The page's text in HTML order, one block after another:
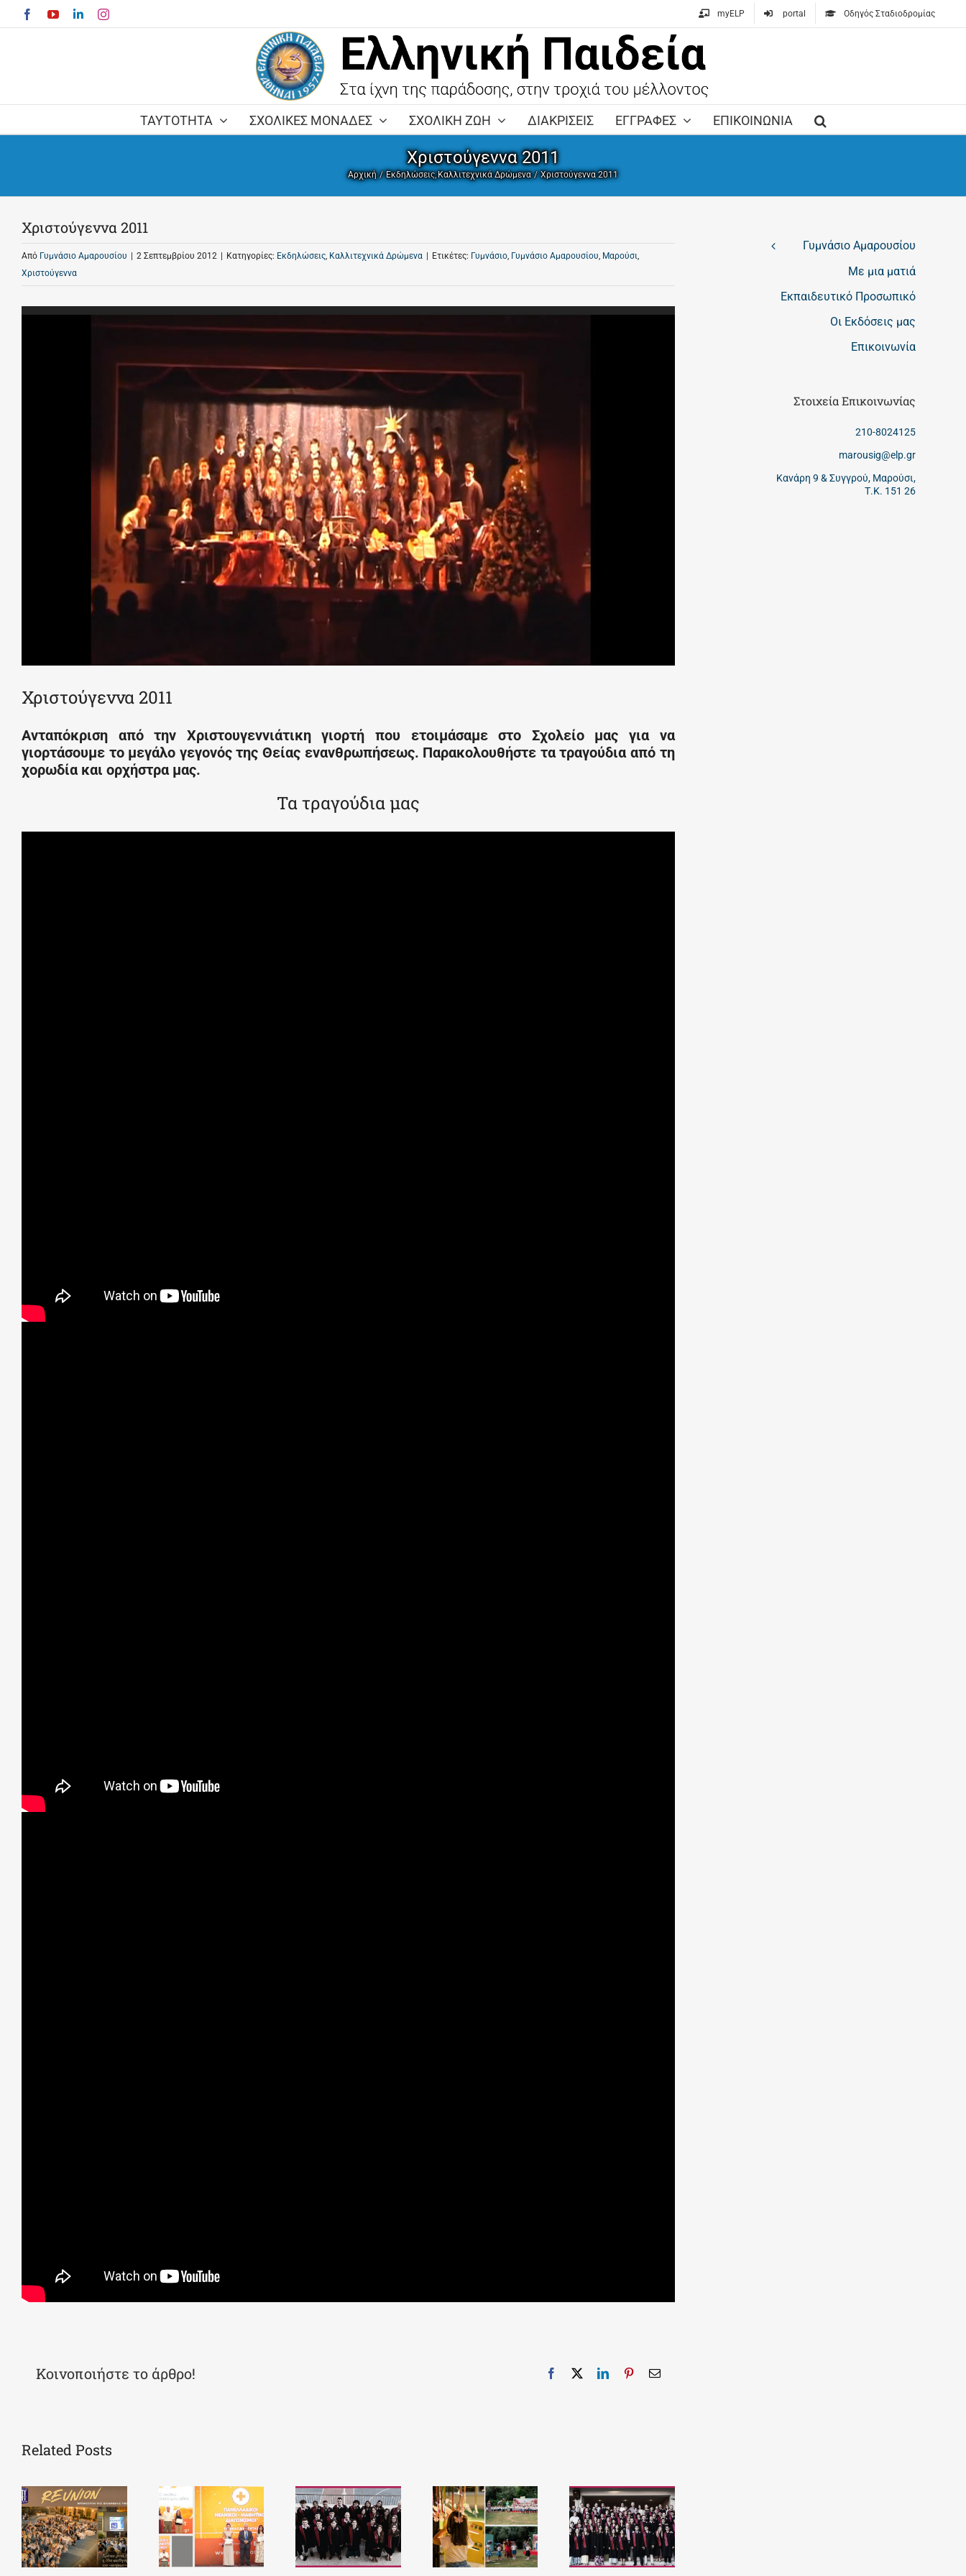
Skip
to
FacebookYouTubeLinkedInInstagram myELP portal Οδηγός Σταδιοδρομίας
ΤΑΥΤΟΤΗΤΑ ΣΧΟΛΙΚΕΣ ΜΟΝΑΔΕΣ ΣΧΟΛΙΚΗ ΖΩΗ ΔΙΑΚΡΙΣΕΙΣ ΕΓΓΡΑΦΕΣ ΕΠΙΚΟΙΝΩΝΙΑ
Χριστούγεννα 2011
Αρχική Εκδηλώσεις Καλλιτεχνικά Δρώμενα Χριστούγεννα 2011
Χριστούγεννα 2011
Από Γυμνάσιο Αμαρουσίου 2 Σεπτεμβρίου 2012 Κατηγορίες: Εκδηλώσεις, Καλλιτεχνικά Δρώμενα Ετικέτες: Γυμνάσιο, Γυμνάσιο Αμαρουσίου, Μαρούσι,
Χριστούγεννα
Χριστούγεννα 2011
Ανταπόκριση από την Χριστουγεννιάτικη γιορτή που ετοιμάσαμε στο Σχολείο μας για να
γιορτάσουμε το μεγάλο γεγονός της Θείας ενανθρωπήσεως. Παρακολουθήστε τα τραγούδια από τη
χορωδία και ορχήστρα μας.
Τα τραγούδια μας
Κοινοποιήστε το άρθρο! Facebook
X LinkedInPinterestEmail
Related Posts
Γυμνάσιο Αμαρουσίου
Με μια ματιά
Εκπαιδευτικό Προσωπικό
Οι Εκδόσεις μας
Επικοινωνία
Στοιχεία Επικοινωνίας
210-8024125
marousig@elp.gr
Κανάρη 9 & Συγγρού, Μαρούσι,
Τ.Κ. 151 26